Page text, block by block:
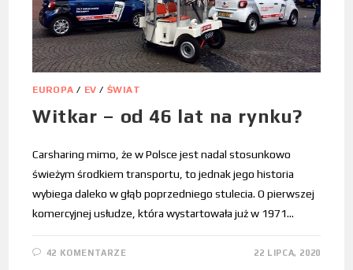
EUROPA / EV / ŚWIAT
Witkar – od 46 lat na rynku?
Carsharing mimo, że w Polsce jest nadal stosunkowo
świeżym środkiem transportu, to jednak jego historia
wybiega daleko w głąb poprzedniego stulecia. O pierwszej
komercyjnej usłudze, która wystartowała już w 1971…
42 KOMENTARZE 22 LIPCA, 2020